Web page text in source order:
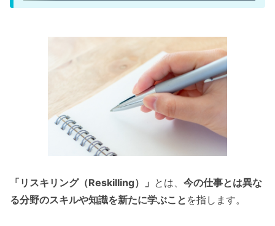
「リスキリング（Reskilling）」 とは、 今の仕事とは異な
る分野のスキルや知識を新たに学ぶこと を指します。